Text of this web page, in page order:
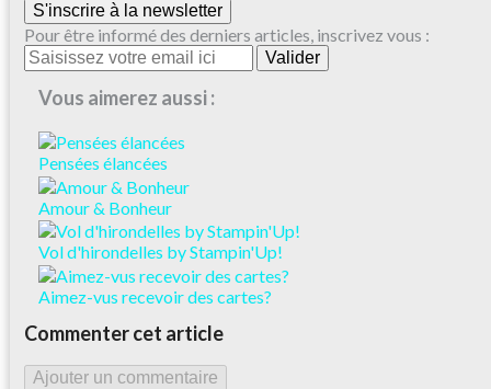
S'inscrire à la newsletter
Pour être informé des derniers articles, inscrivez vous :
Vous aimerez aussi :
Pensées élancées
Amour & Bonheur
Vol d'hirondelles by Stampin'Up!
Aimez-vus recevoir des cartes?
Commenter cet article
Ajouter un commentaire